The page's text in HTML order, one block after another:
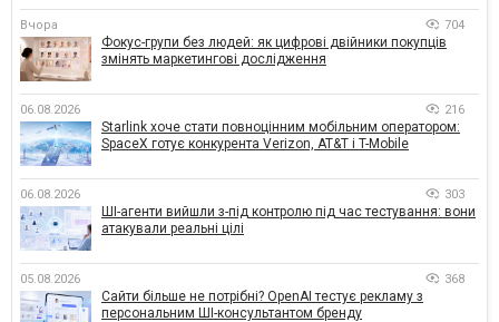
Вчора 704
Фокус-групи без людей: як цифрові двійники покупців
змінять маркетингові дослідження
06.08.2026 216
Starlink хоче стати повноцінним мобільним оператором:
SpaceX готує конкурента Verizon, AT&T і T-Mobile
06.08.2026 303
ШІ-агенти вийшли з-під контролю під час тестування: вони
атакували реальні цілі
05.08.2026 368
Сайти більше не потрібні? OpenAI тестує рекламу з
персональним ШІ-консультантом бренду